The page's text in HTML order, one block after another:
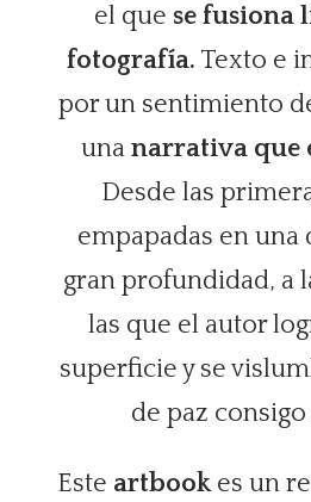
el que se fusiona
fotografía. Texto e
por un sentimiento
unanarrativa que
Desde las
empapadas en una
gran profundidad, a
las que el autor
superficie y se
de paz
Este artbookes un